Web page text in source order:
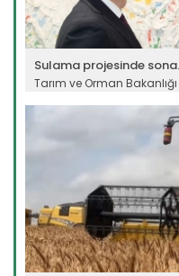
Sulama projesinde
Tarım ve Orman